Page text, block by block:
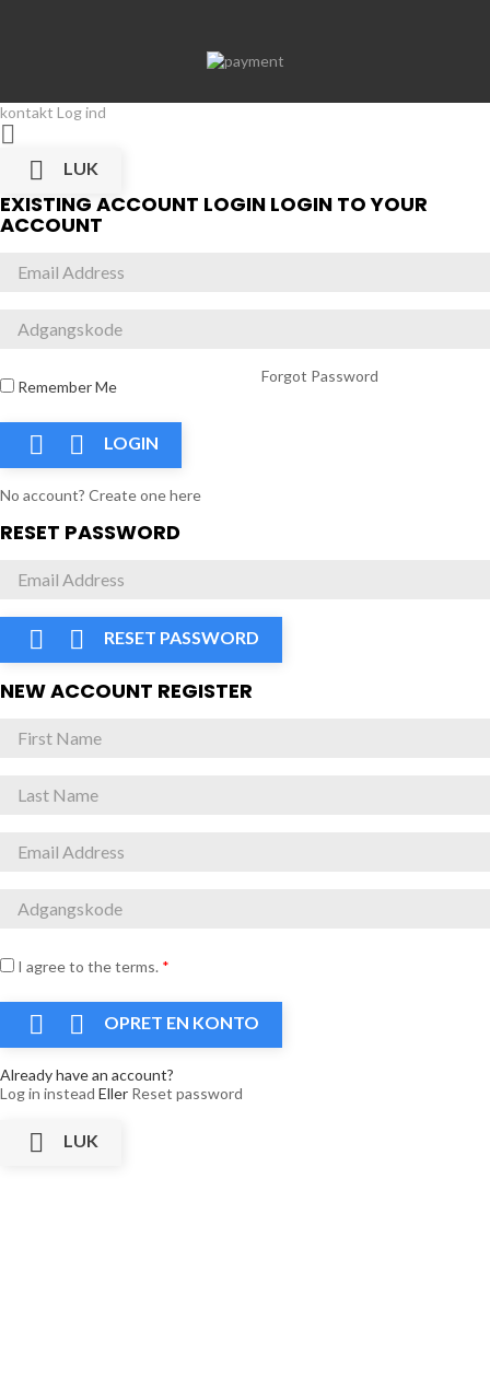
kontakt Log ind


LUK
EXISTING ACCOUNT LOGIN LOGIN TO YOUR
ACCOUNT
Remember Me
Forgot Password
  LOGIN
No account? Create one here
RESET PASSWORD
  RESET PASSWORD
NEW ACCOUNT REGISTER
I agree to the terms. *
  OPRET EN KONTO
Already have an account?
Log in instead Eller Reset password
 LUK